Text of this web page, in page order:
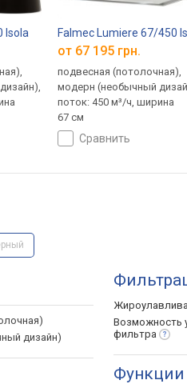
Isola Falmec Lumiere 67/450
от 67 195 грн.
подвесная (потолочная),
модерн (необычный
поток: 450 м³/ч, ширина
67 см
сравнить
дизайн)
Возможность
фильтра